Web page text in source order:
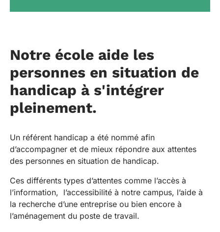
Notre école aide les
personnes en situation de
handicap à s'intégrer
pleinement.
Un référent handicap a été nommé afin
d’accompagner et de mieux répondre aux attentes
des personnes en situation de handicap.
Ces différents types d’attentes comme l’accès à
l’information, l’accessibilité à notre campus, l’aide à
la recherche d’une entreprise ou bien encore à
l’aménagement du poste de travail.